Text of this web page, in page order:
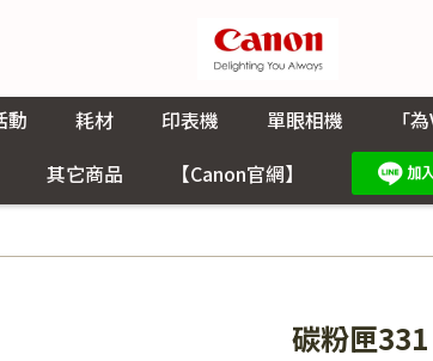
動 耗材 印表機 單眼相機 「
其它商品
【Canon官網】
碳粉匣